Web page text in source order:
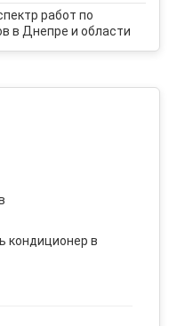
работ по
в Днепре и области
кондиционер в